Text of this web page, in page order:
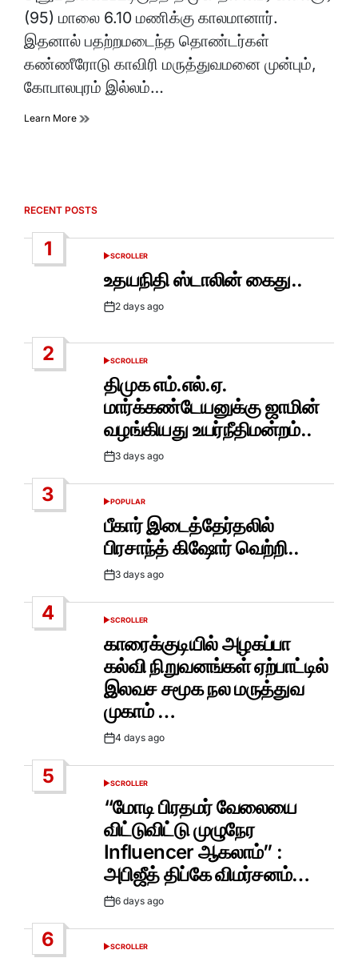
(95) மாலை 6.10 மணிக்கு காலமானார்.
இதனால் பதற்றமடைந்த தொண்டர்கள்
கண்ணீரோடு காவிரி மருத்துவமனை முன்பும்,
கோபாலபுரம் இல்லம்…
Learn More
RECENT POSTS
1
POSTED
SCROLLER
உதயநிதி ஸ்டாலின் கைது..
Post2 days ago
2
POSTED
SCROLLER
திமுக எம்.எல்.ஏ.
மார்க்கண்டேயனுக்கு ஜாமின்
வழங்கியது உயர்நீதிமன்றம்..
Post3 days ago
3
POSTED
IN
POPULAR
பீகார் இடைத்தேர்தலில்
பிரசாந்த் கிஷோர் வெற்றி..
Post3 days ago
4
POSTED
SCROLLER
காரைக்குடியில் அழகப்பா
கல்வி நிறுவனங்கள் ஏற்பாட்டில்
இலவச சமூக நல மருத்துவ
முகாம் …
Post4 days ago
5
POSTED
IN
SCROLLER
“மோடி பிரதமர் வேலையை
விட்டுவிட்டு முழுநேர
Influencer ஆகலாம்” :
அபிஜீத் திப்கே விமர்சனம்…
Post6 days ago
6
POSTED
SCROLLER